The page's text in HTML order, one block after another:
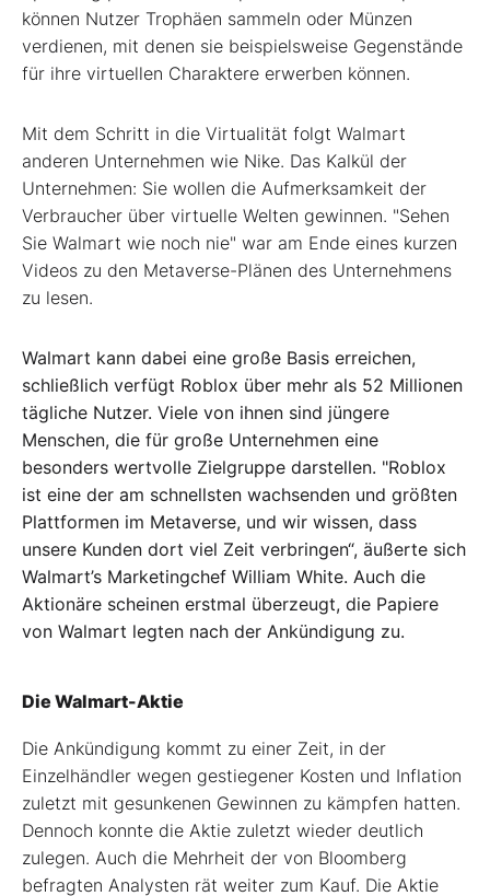
können Nutzer Trophäen sammeln oder Münzen
verdienen, mit denen sie beispielsweise Gegenstände
für ihre virtuellen Charaktere erwerben können.
Mit dem Schritt in die Virtualität folgt Walmart
anderen Unternehmen wie Nike. Das Kalkül der
Unternehmen: Sie wollen die Aufmerksamkeit der
Verbraucher über virtuelle Welten gewinnen. "Sehen
Sie Walmart wie noch nie" war am Ende eines kurzen
Videos zu den Metaverse-Plänen des Unternehmens
zu lesen.
Walmart kann dabei eine große Basis erreichen,
schließlich verfügt Roblox über mehr als 52 Millionen
tägliche Nutzer. Viele von ihnen sind jüngere
Menschen, die für große Unternehmen eine
besonders wertvolle Zielgruppe darstellen. "Roblox
ist eine der am schnellsten wachsenden und größten
Plattformen im Metaverse, und wir wissen, dass
unsere Kunden dort viel Zeit verbringen“, äußerte sich
Walmart’s Marketingchef William White. Auch die
Aktionäre scheinen erstmal überzeugt, die Papiere
von Walmart legten nach der Ankündigung zu.
Die Walmart-Aktie
Die Ankündigung kommt zu einer Zeit, in der
Einzelhändler wegen gestiegener Kosten und Inflation
zuletzt mit gesunkenen Gewinnen zu kämpfen hatten.
Dennoch konnte die Aktie zuletzt wieder deutlich
zulegen. Auch die Mehrheit der von Bloomberg
befragten Analysten rät weiter zum Kauf. Die Aktie